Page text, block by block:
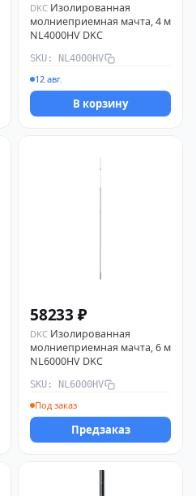
DKC Изолированная
молниеприемная мачта, 4 м
NL4000HV DKC
SKU: NL4000HV
12 авг.
В корзину
58233 ₽
DKC Изолированная
молниеприемная мачта, 6 м
NL6000HV DKC
SKU: NL6000HV
Под заказ
Предзаказ